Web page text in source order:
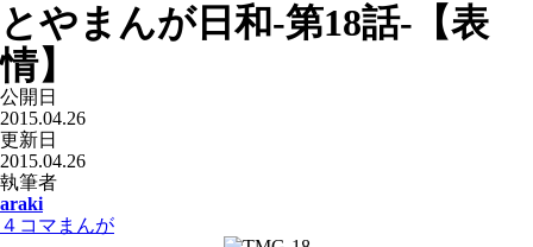
とやまんが日和-第18話-【表
情】
公開日
2015.04.26
更新日
2015.04.26
執筆者
araki
４コマまんが